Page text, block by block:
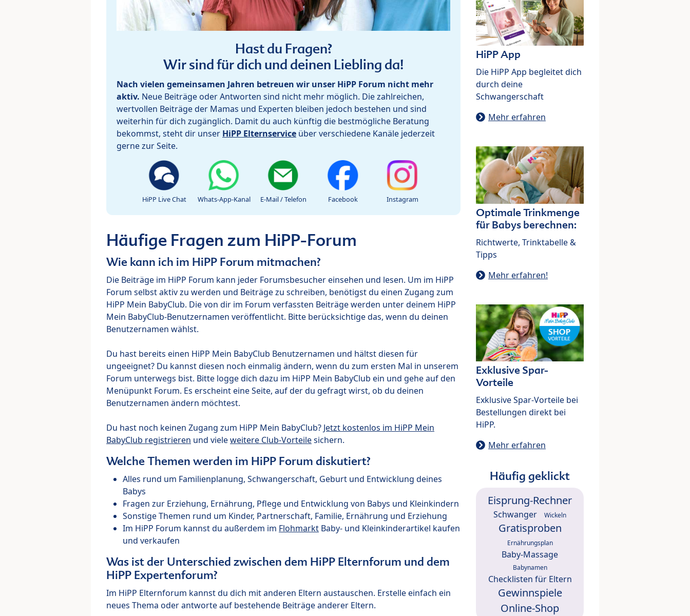
Hast du Fragen?
Wir sind für dich und deinen Liebling da!
Nach vielen gemeinsamen Jahren betreuen wir unser HiPP Forum nicht mehr
aktiv. Neue Beiträge oder Antworten sind nicht mehr möglich. Die zahlreichen,
wertvollen Beiträge der Mamas und Experten bleiben jedoch bestehen und sind
weiterhin für dich zugänglich. Damit du auch künftig die bestmögliche Beratung
bekommst, steht dir unser HiPP Elternservice über verschiedene Kanäle jederzeit
gerne zur Seite.
HiPP Live Chat Whats-App-Kanal E-Mail / Telefon Facebook Instagram
Häufige Fragen zum HiPP-Forum
Wie kann ich im HiPP Forum mitmachen?
Die Beiträge im HiPP Forum kann jeder Forumsbesucher einsehen und lesen. Um im HiPP
Forum selbst aktiv zu werden und Beiträge zu schreiben, benötigst du einen Zugang zum
HiPP Mein BabyClub. Die von dir im Forum verfassten Beiträge werden unter deinem HiPP
Mein BabyClub-Benutzernamen veröffentlicht. Bitte berücksichtige das, wenn du deinen
Benutzernamen wählst.
Du hast bereits einen HiPP Mein BabyClub Benutzernamen und hältst diesen für
ungeeignet? Du kannst diesen noch einmalig ändern, wenn du zum ersten Mal in unserem
Forum unterwegs bist. Bitte logge dich dazu im HiPP Mein BabyClub ein und gehe auf den
Menüpunkt Forum. Es erscheint eine Seite, auf der du gefragt wirst, ob du deinen
Benutzernamen ändern möchtest.
Du hast noch keinen Zugang zum HiPP Mein BabyClub? Jetzt kostenlos im HiPP Mein
BabyClub registrieren und vieleweitere Club-Vorteilesichern.
Welche Themen werden im HiPP Forum diskutiert?
Alles rund um Familienplanung, Schwangerschaft, Geburt und Entwicklung deines
Babys
Fragen zur Erziehung, Ernährung, Pflege und Entwicklung von Babys und Kleinkindern
Sonstige Themen rund um Kinder, Partnerschaft, Familie, Ernährung und Erziehung
Im HiPP Forum kannst du außerdem im Flohmarkt Baby- und Kleinkinderartikel kaufen
und verkaufen
Was ist der Unterschied zwischen dem HiPP Elternforum und dem
HiPP Expertenforum?
Im HiPP Elternforum kannst du dich mit anderen Eltern austauschen. Erstelle einfach ein
neues Thema oder antworte auf bestehende Beiträge anderer Eltern.
HiPP App
Die HiPP App begleitet dich
durch deine
Schwangerschaft
Mehr erfahren
Optimale Trinkmenge
für Babys berechnen:
Richtwerte, Trinktabelle &
Tipps
Mehr erfahren!
Exklusive Spar-
Vorteile
Exklusive Spar-Vorteile bei
Bestellungen direkt bei
HiPP.
Mehr erfahren
Häufig geklickt
Eisprung-Rechner
Schwanger Wickeln
Gratisproben
Ernährungsplan
Baby-Massage
Babynamen
Checklisten für Eltern
Gewinnspiele
Online-Shop